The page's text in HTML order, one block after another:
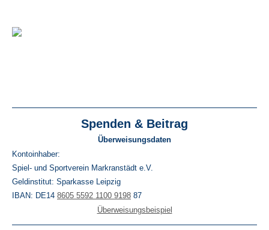
Spenden & Beitrag
Überweisungsdaten
Kontoinhaber:
Spiel- und Sportverein Markranstädt e.V.
Geldinstitut: Sparkasse Leipzig
IBAN: DE14 8605 5592 1100 9198 87
Überweisungsbeispiel